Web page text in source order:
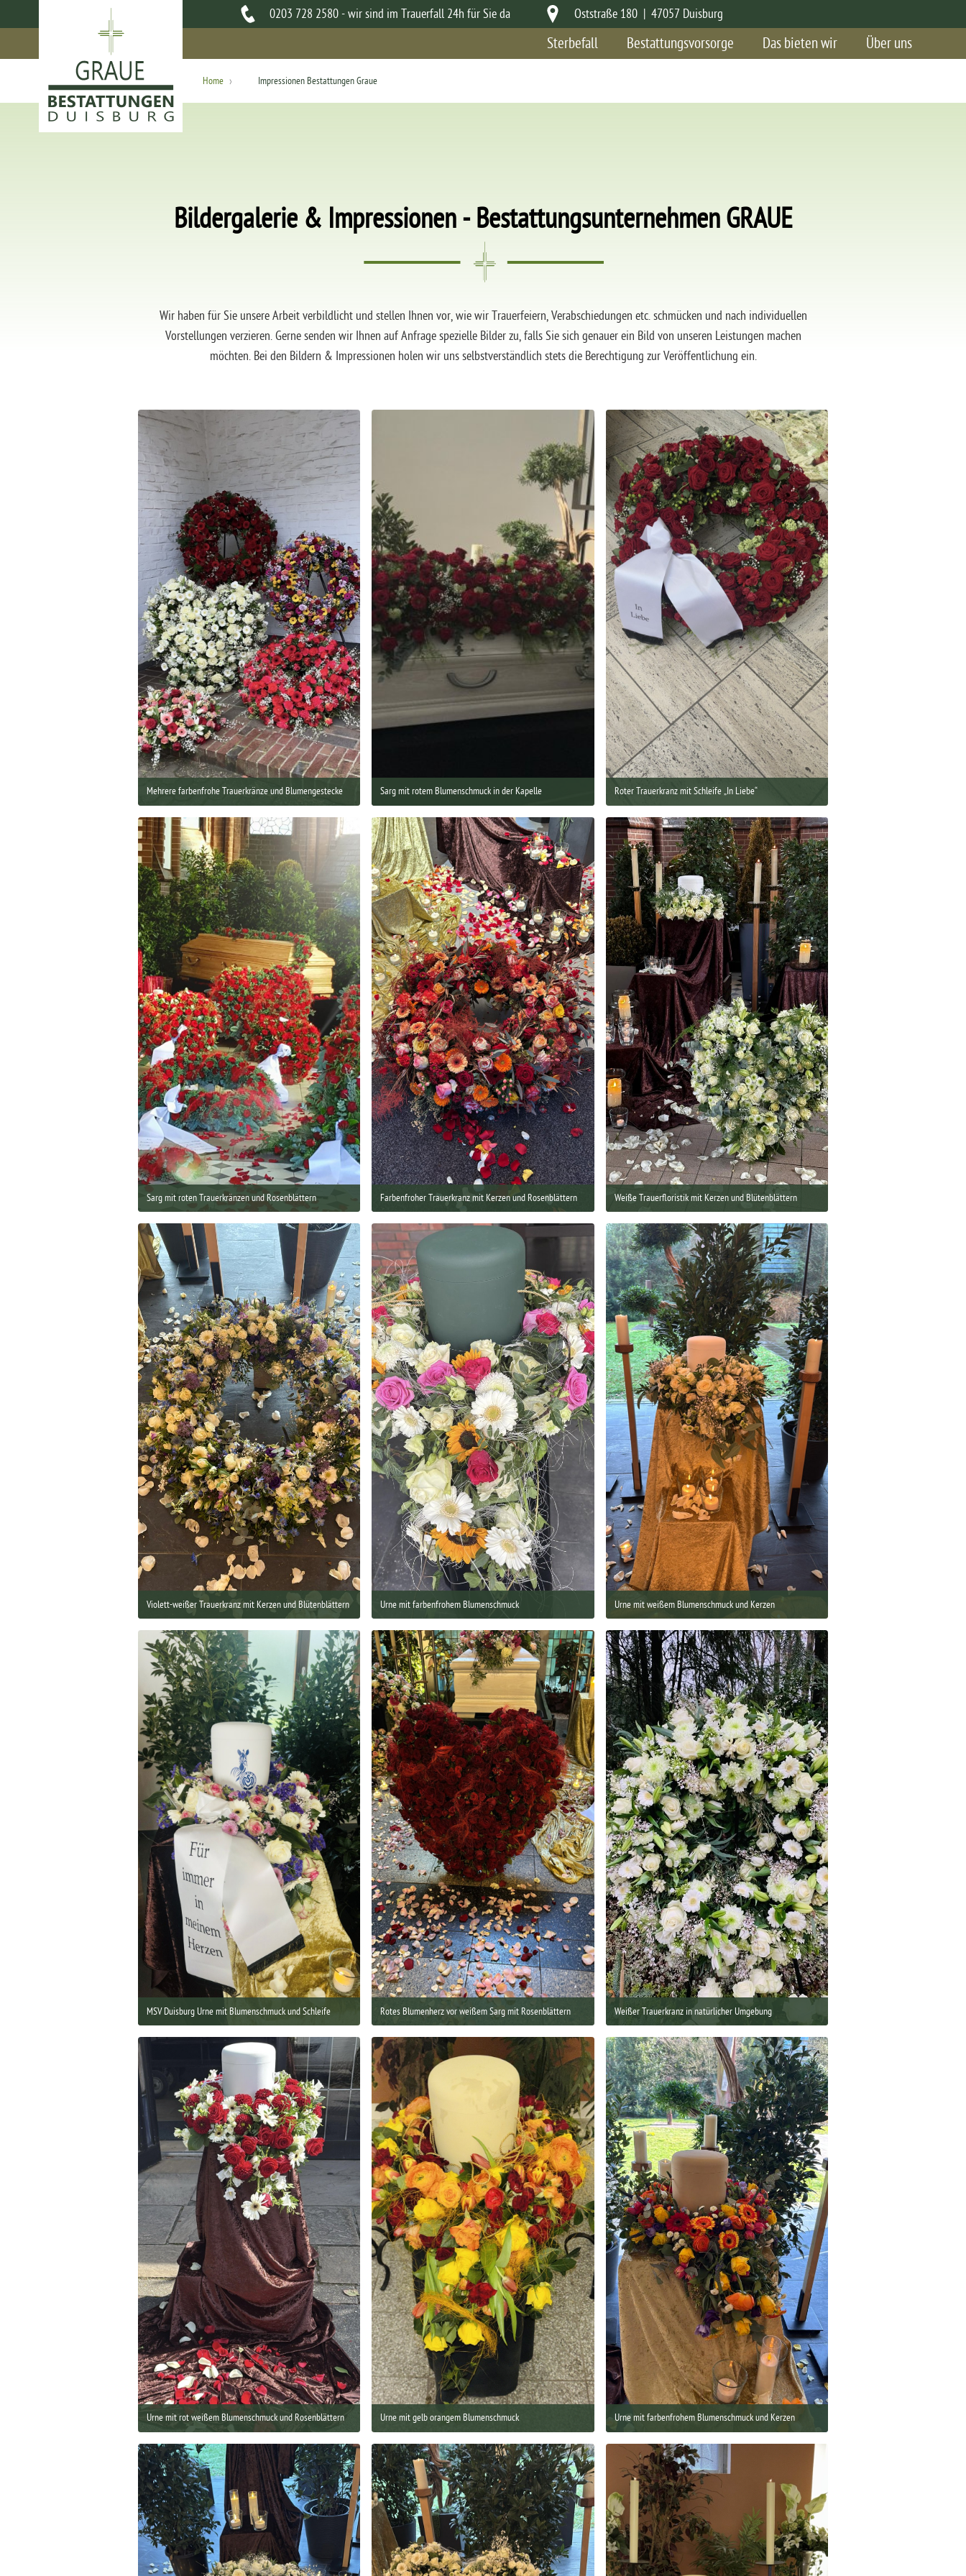
0203 728 2580 - wir sind im Trauerfall 24h für Sie da Oststraße 180 | 47057 Duisburg
Sterbefall Bestattungsvorsorge Das bieten wir Über uns
Home › Impressionen Bestattungen Graue
Bildergalerie & Impressionen - Bestattungsunternehmen GRAUE
Wir haben für Sie unsere Arbeit verbildlicht und stellen Ihnen vor, wie wir Trauerfeiern, Verabschiedungen etc. schmücken und nach individuellen
Vorstellungen verzieren. Gerne senden wir Ihnen auf Anfrage spezielle Bilder zu, falls Sie sich genauer ein Bild von unseren Leistungen machen
möchten. Bei den Bildern & Impressionen holen wir uns selbstverständlich stets die Berechtigung zur Veröffentlichung ein.
Mehrere farbenfrohe Trauerkränze und Blumengestecke Sarg mit rotem Blumenschmuck in der Kapelle Roter Trauerkranz mit Schleife „In Liebe“
Sarg mit roten Trauerkränzen und Rosenblättern Farbenfroher Trauerkranz mit Kerzen und Rosenblättern Weiße Trauerfloristik mit Kerzen und Blütenblättern
Violett-weißer Trauerkranz mit Kerzen und Blütenblättern Urne mit farbenfrohem Blumenschmuck Urne mit weißem Blumenschmuck und Kerzen
MSV Duisburg Urne mit Blumenschmuck und Schleife Rotes Blumenherz vor weißem Sarg mit Rosenblättern Weißer Trauerkranz in natürlicher Umgebung
Urne mit rot weißem Blumenschmuck und Rosenblättern Urne mit gelb orangem Blumenschmuck Urne mit farbenfrohem Blumenschmuck und Kerzen